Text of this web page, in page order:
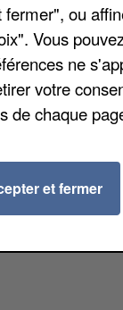
samedi
L'homme âgé
Lorsque les
Ces
ou
Vous
ne
votre
de chaque
et fermer